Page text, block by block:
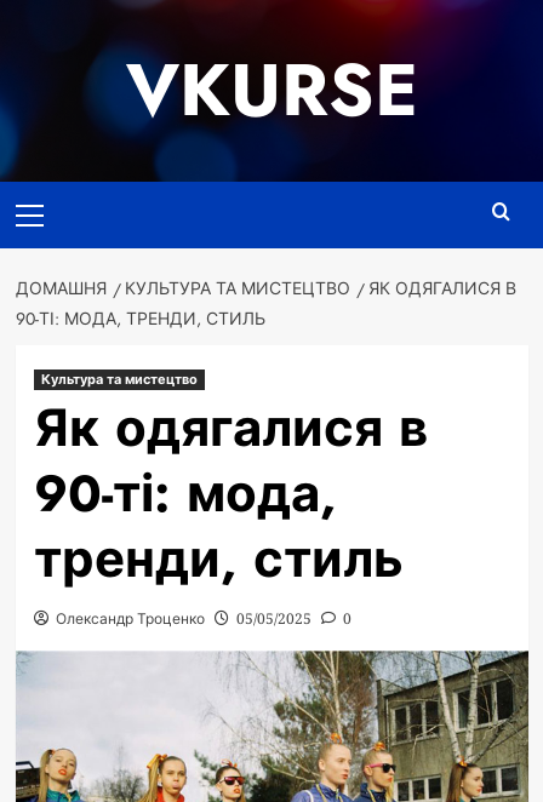
VKURSE
меню
ДОМАШНЯ КУЛЬТУРА ТА МИСТЕЦТВО
ЯК ОДЯГАЛИСЯ В
90-ТІ: МОДА, ТРЕНДИ, СТИЛЬ
Культура та мистецтво
Як одягалися в
90-ті: мода,
тренди, стиль
Олександр Троценко 05/05/2025 0